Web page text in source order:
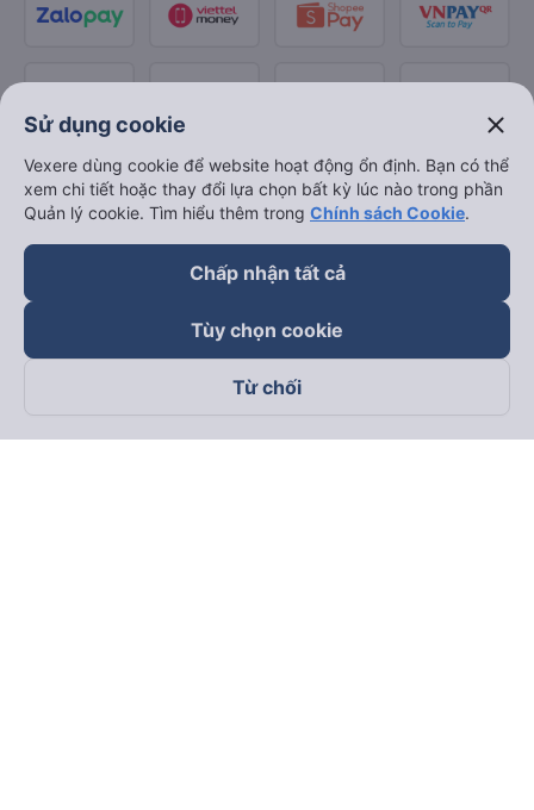
Theo dõi chúng tôi trên
Sử dụng cookie close
Vexere dùng cookie để website hoạt động ổn định. Bạn có thể
xem chi tiết hoặc thay đổi lựa chọn bất kỳ lúc nào trong phần
Quản lý cookie. Tìm hiểu thêm trong Chính sách Cookie.
Chấp nhận tất cả
Tùy chọn cookie
Từ chối